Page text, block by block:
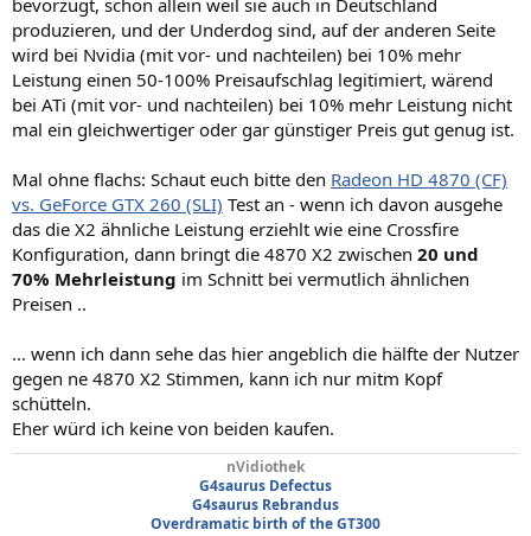
bevorzugt, schon allein weil sie auch in Deutschland
produzieren, und der Underdog sind, auf der anderen Seite
wird bei Nvidia (mit vor- und nachteilen) bei 10% mehr
Leistung einen 50-100% Preisaufschlag legitimiert, wärend
bei ATi (mit vor- und nachteilen) bei 10% mehr Leistung nicht
mal ein gleichwertiger oder gar günstiger Preis gut genug ist.
Mal ohne flachs: Schaut euch bitte den Radeon HD 4870 (CF)
vs. GeForce GTX 260 (SLI) Test an - wenn ich davon ausgehe
das die X2 ähnliche Leistung erziehlt wie eine Crossfire
Konfiguration, dann bringt die 4870 X2 zwischen 20 und
70% Mehrleistung im Schnitt bei vermutlich ähnlichen
Preisen ..
... wenn ich dann sehe das hier angeblich die hälfte der Nutzer
gegen ne 4870 X2 Stimmen, kann ich nur mitm Kopf
schütteln.
Eher würd ich keine von beiden kaufen.
nVidiothek
G4saurus Defectus
G4saurus Rebrandus
Overdramatic birth of the GT300